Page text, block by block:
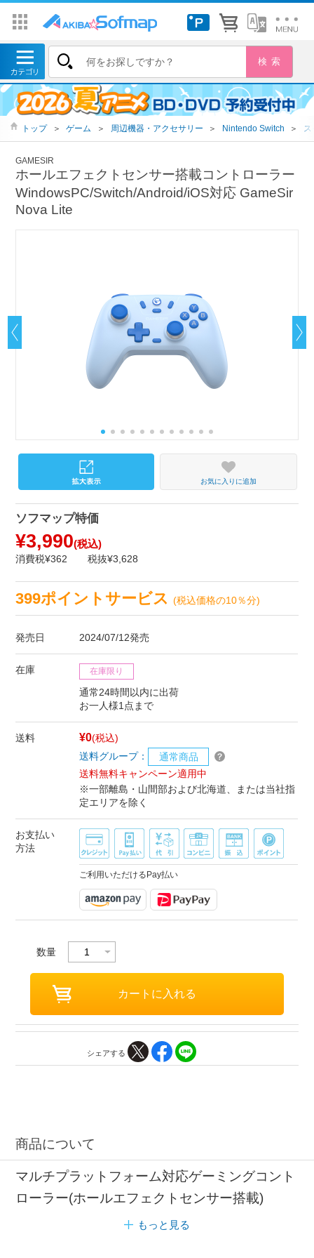
トップ ＞ ゲーム ＞ 周辺機器・アクセサリー ＞ Nintendo Switch ＞
GAMESIR
ホールエフェクトセンサー搭載コントローラー
WindowsPC/Switch/Android/iOS対応 GameSir
Nova Lite
お気に入りに追加
ソフマップ特価
¥3,990(税込)
消費税¥362 税抜¥3,628
399ポイントサービス(税込価格の10％分)
発売日 2024/07/12発売
在庫 在庫限り
通常24時間以内に出荷
お一人様1点まで
送料 ¥0(税込)
送料グループ：
通常商品
送料無料キャンペーン適用中
※一部離島・山間部および北海道、または当社指
定エリアを除く
お支払い
方法
ご利用いただけるPay払い
数量
シェアする
商品について
マルチプラットフォーム対応ゲーミングコント
ローラー(ホールエフェクトセンサー搭載)
もっと見る